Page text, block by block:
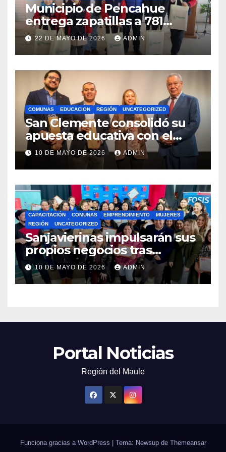
Municipio de Pencahue
entrega zapatillas a 781
estudiantes con recursos del
Royalty Minero
22 DE MAYO DE 2026 ADMIN
COMUNAS EDUCACION REGIÓN UNCATEGORIZED
San Clemente consolidó su
apuesta educativa con el
lanzamiento del
Preuniversitario Brotes 2026
10 DE MAYO DE 2026 ADMIN
CAPACITACIÓN COMUNAS EMPRENDIMIENTO
MUJERES
REGIÓN
UNCATEGORIZED
Sanjavierinas impulsarán sus
propios negocios tras
capacitarse junto al FOSIS
10 DE MAYO DE 2026 ADMIN
Portal Noticias
Región del Maule
Funciona gracias a WordPress Tema: Newsup de Themeansar